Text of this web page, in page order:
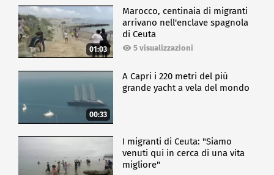
coerenza la linea del nuovo percorso artistico,
sempre più indirizzato verso sonorità latine.
SPETTACOLO
01:03
Marocco, centinaia di migranti
arrivano nell'enclave spagnola
di Ceuta
5 visualizzazioni
00:33
A Capri i 220 metri del più
grande yacht a vela del mondo
I migranti di Ceuta: "Siamo
venuti qui in cerca di una vita
migliore"